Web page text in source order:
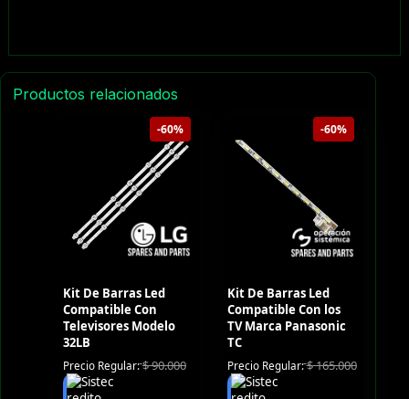
Productos relacionados
-60%
Kit De Barras Led
Compatible Con
Televisores Modelo
32LB
Precio Regular:$90.000
-60%
Kit De Barras Led
Compatible Con los
TV Marca Panasonic
TC
Precio Regular:$165.000